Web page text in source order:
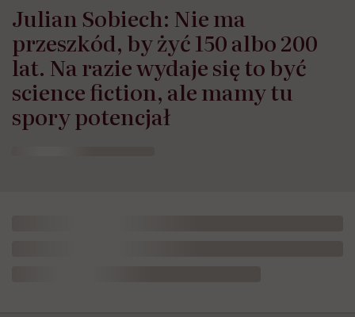
Julian Sobiech: Nie ma
przeszkód, by żyć 150 albo 200
lat. Na razie wydaje się to być
science fiction, ale mamy tu
spory potencjał